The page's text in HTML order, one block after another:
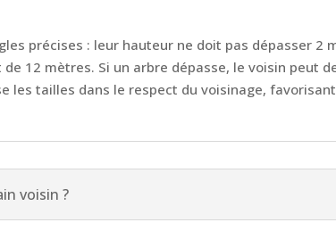
précises : leur hauteur ne doit pas dépasser 2
12 mètres. Si un arbre dépasse, le voisin peut
les tailles dans le respect du voisinage,
voisin ?